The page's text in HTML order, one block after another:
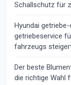
Schallschutz für
Hyundai
getriebeservice
fahrzeugs
Der beste
die richtige Wahl